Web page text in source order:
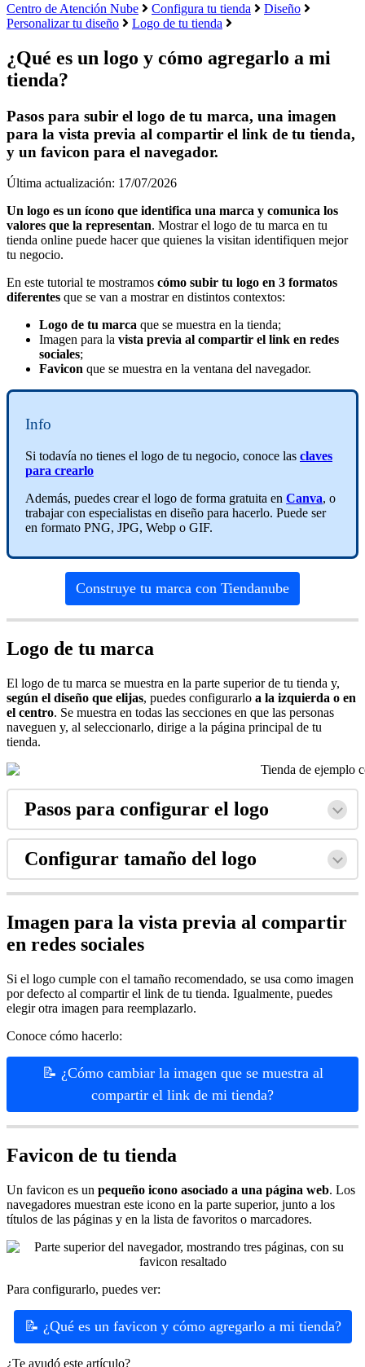
Centro de Atención Nube Configura tu tienda
Diseño
Personalizar tu diseño
Logo de tu tienda
¿Qué es un logo y cómo agregarlo a mi
tienda?
Pasos para subir el logo de tu marca, una imagen
para la vista previa al compartir el link de tu tienda,
y un favicon para el navegador.
Última actualización: 17/07/2026
Un logo es un ícono que identifica una marca y comunica los
valores que la representan. Mostrar el logo de tu marca en tu
tienda online puede hacer que quienes la visitan identifiquen mejor
tu negocio.
En este tutorial te mostramos cómo subir tu logo en 3 formatos
diferentes que se van a mostrar en distintos contextos:
Logo de tu marca que se muestra en la tienda;
Imagen para la vista previa al compartir el link en redes
sociales;
Favicon que se muestra en la ventana del navegador.
Info
Si todavía no tienes el logo de tu negocio, conoce las claves
para crearlo
Además, puedes crear el logo de forma gratuita en Canva, o
trabajar con especialistas en diseño para hacerlo. Puede ser
en formato PNG, JPG, Webp o GIF.
Construye tu marca con Tiendanube
Logo de tu marca
El logo de tu marca se muestra en la parte superior de tu tienda y,
según el diseño que elijas, puedes configurarlo a la izquierda o en
el centro. Se muestra en todas las secciones en que las personas
naveguen y, al seleccionarlo, dirige a la página principal de tu
tienda.
Pasos para configurar el logo
Configurar tamaño del logo
Imagen para la vista previa al compartir
en redes sociales
Si el logo cumple con el tamaño recomendado, se usa como imagen
por defecto al compartir el link de tu tienda. Igualmente, puedes
elegir otra imagen para reemplazarlo.
Conoce cómo hacerlo:
📝 ¿Cómo cambiar la imagen que se muestra al
compartir el link de mi tienda?
Favicon de tu tienda
Un favicon es un pequeño icono asociado a una página web. Los
navegadores muestran este icono en la parte superior, junto a los
títulos de las páginas y en la lista de favoritos o marcadores.
Para configurarlo, puedes ver:
📝 ¿Qué es un favicon y cómo agregarlo a mi tienda?
¿Te ayudó este artículo?